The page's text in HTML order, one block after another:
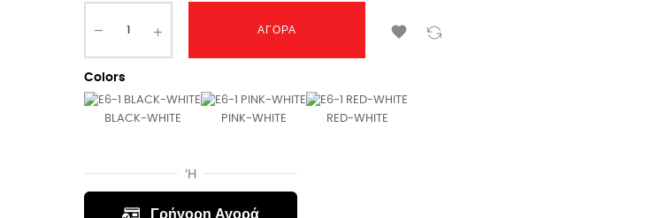
ΑΓΟΡΆ 
Colors
BLACK-WHITE PINK-WHITE RED-WHITE